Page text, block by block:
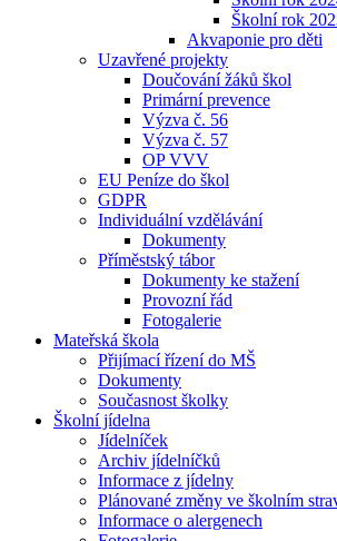
Školní rok
Akvaponie pro děti
Uzavřené projekty
Doučování žáků škol
Primární prevence
Výzva č. 56
Výzva č. 57
OP VVV
EU Peníze do škol
GDPR
Individuální vzdělávání
Dokumenty
Příměstský tábor
Dokumenty ke stažení
Provozní řád
Fotogalerie
Mateřská škola
Přijímací řízení do MŠ
Dokumenty
Současnost školky
Školní jídelna
Jídelníček
Archiv jídelníčků
Informace z jídelny
Plánované změny ve školním
Informace o alergenech